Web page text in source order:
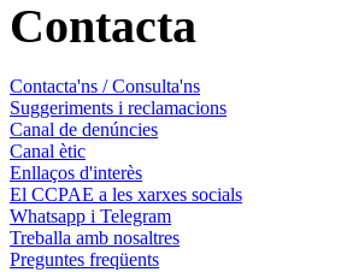
Contacta
Contacta'ns / Consulta'ns
Suggeriments i reclamacions
Canal de denúncies
Canal ètic
Enllaços d'interès
El CCPAE a les xarxes socials
Whatsapp i Telegram
Treballa amb nosaltres
Preguntes freqüents